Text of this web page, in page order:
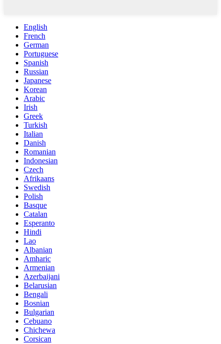
English
French
German
Portuguese
Spanish
Russian
Japanese
Korean
Arabic
Irish
Greek
Turkish
Italian
Danish
Romanian
Indonesian
Czech
Afrikaans
Swedish
Polish
Basque
Catalan
Esperanto
Hindi
Lao
Albanian
Amharic
Armenian
Azerbaijani
Belarusian
Bengali
Bosnian
Bulgarian
Cebuano
Chichewa
Corsican